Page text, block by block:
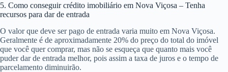
5. Como conseguir crédito imobiliário em Nova Viçosa – Tenha
recursos para dar de entrada
O valor que deve ser pago de entrada varia muito em Nova Viçosa.
Geralmente é de aproximadamente 20% do preço do total do imóvel
que você quer comprar, mas não se esqueça que quanto mais você
puder dar de entrada melhor, pois assim a taxa de juros e o tempo de
parcelamento diminuirão.